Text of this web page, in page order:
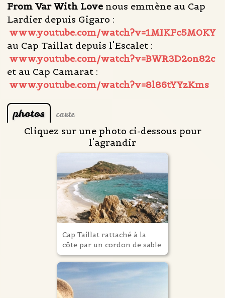
From Var With Lovenous emmène au Cap
Lardier depuis Gigaro :
www.youtube.com/watch?v=1MIKFc5M0KY
au Cap Taillat depuis l'Escalet :
www.youtube.com/watch?v=BWR3D2on82c
et au Cap Camarat :
www.youtube.com/watch?v=8l86tYYzKms
photos carte
Cliquez sur une photo ci-dessous pour
l'agrandir
Cap Taillat rattaché à la
côte par un cordon de sable